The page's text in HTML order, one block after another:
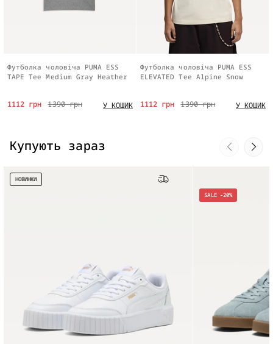
Футболка чоловіча PUMA ESS
TAPE Tee Medium Gray Heather
1390 грн
1112 грн У КОШИК
Футболка чоловіча PUMA ESS
ELEVATED Tee Alpine Snow
1390 грн
1112 грн У КОШИК
Купують зараз
НОВИНКИ
SALE -20%